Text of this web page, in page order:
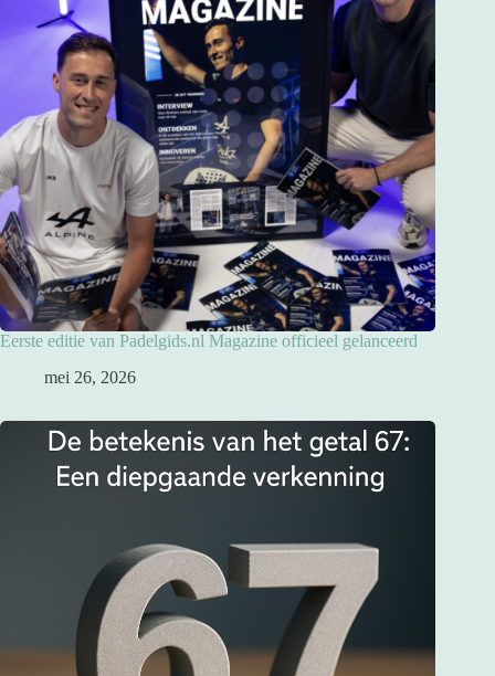
Eerste editie van Padelgids.nl Magazine officieel gelanceerd
mei 26, 2026